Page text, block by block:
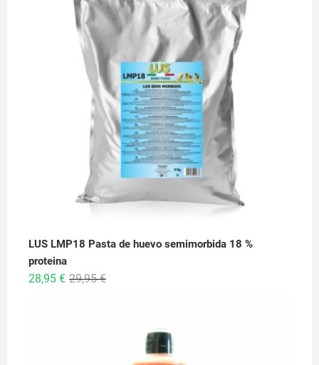
desde
6,95 €
26,95 €
LUS LMP18 Pasta de huevo semimorbida 18 %
proteina
29,95€El
28,95 €
El